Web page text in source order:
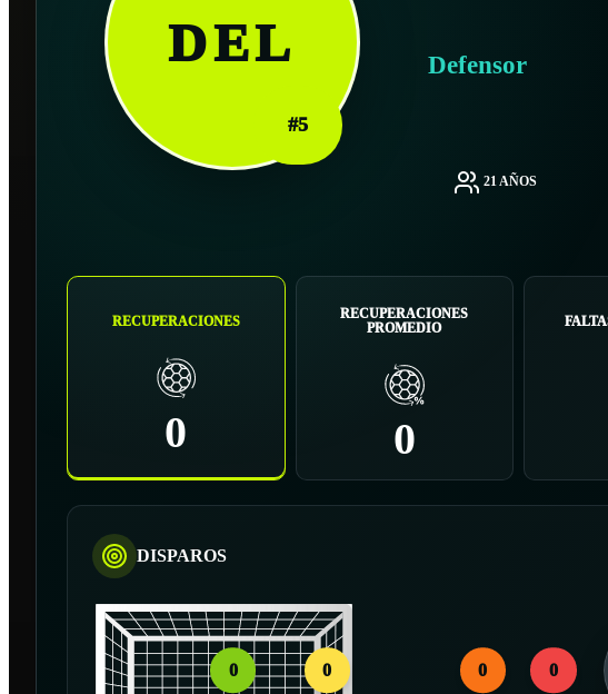
DEL
#5
Defensor
21 AÑOS
RECUPERACIONES
0
RECUPERACIONES
PROMEDIO
0
DISPAROS
0 0 0 0